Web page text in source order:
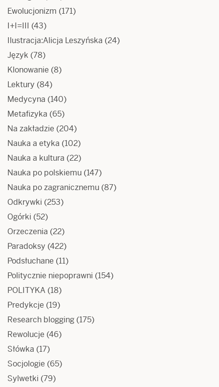
Ewolucjonizm (171)
I+I=III (43)
Ilustracja:Alicja Leszyńska (24)
Język (78)
Klonowanie (8)
Lektury (84)
Medycyna (140)
Metafizyka (65)
Na zakładzie (204)
Nauka a etyka (102)
Nauka a kultura (22)
Nauka po polskiemu (147)
Nauka po zagranicznemu (87)
Odkrywki (253)
Ogórki (52)
Orzeczenia (22)
Paradoksy (422)
Podsłuchane (11)
Politycznie niepoprawni (154)
POLITYKA (18)
Predykcje (19)
Research blogging (175)
Rewolucje (46)
Słówka (17)
Socjologie (65)
Sylwetki (79)